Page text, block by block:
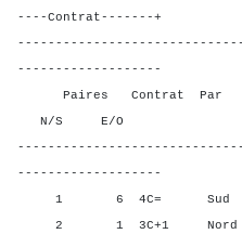
----Contrat-------+
-------------------
Paires Contrat Par
N/S E/O
-------------------
1 6 4C=
2 1 3C+1